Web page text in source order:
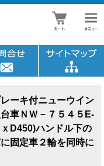
ーキ付ニューウイン
車ＮＷ－７５４５E-
D450)ハンドル下の
固定車２輪を同時に